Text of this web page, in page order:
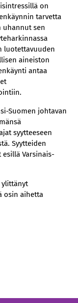
on
tarvetta
uhannut sen
luotettavuuden
aineiston
antaa
Suomen johtavan
syytteeseen
Syytteiden
Varsinais-
ylittänyt
osin aihetta